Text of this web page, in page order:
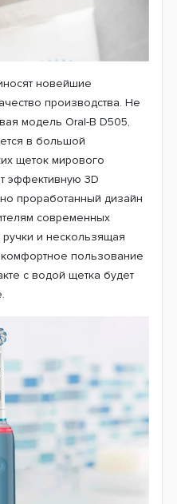
производства. Не
модель Oral-B D505,
в большой
щеток мирового
эффективную 3D
проработанный дизайн
современных
и нескользящая
пользование